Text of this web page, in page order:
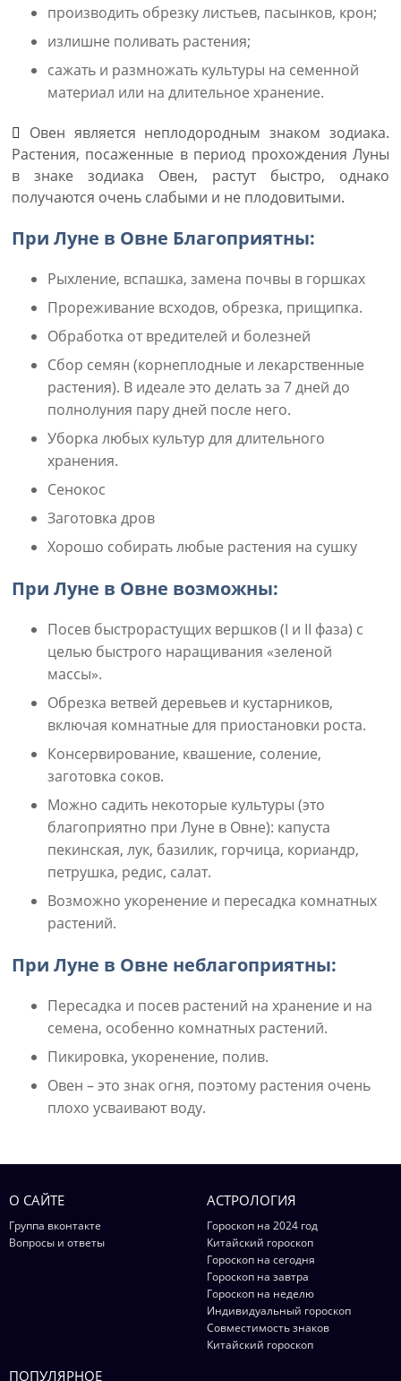
производить обрезку листьев, пасынков, крон;
излишне поливать растения;
сажать и размножать культуры на семенной
материал или на длительное хранение.
Овен является неплодородным знаком зодиака.
Растения, посаженные в период прохождения Луны
в знаке зодиака Овен, растут быстро, однако
получаются очень слабыми и не плодовитыми.
При Луне в Овне Благоприятны:
Рыхление, вспашка, замена почвы в горшках
Прореживание всходов, обрезка, прищипка.
Обработка от вредителей и болезней
Сбор семян (корнеплодные и лекарственные
растения). В идеале это делать за 7 дней до
полнолуния пару дней после него.
Уборка любых культур для длительного
хранения.
Сенокос
Заготовка дров
Хорошо собирать любые растения на сушку
При Луне в Овне возможны:
Посев быстрорастущих вершков (I и II фаза) с
целью быстрого наращивания «зеленой
массы».
Обрезка ветвей деревьев и кустарников,
включая комнатные для приостановки роста.
Консервирование, квашение, соление,
заготовка соков.
Можно садить некоторые культуры (это
благоприятно при Луне в Овне): капуста
пекинская, лук, базилик, горчица, кориандр,
петрушка, редис, салат.
Возможно укоренение и пересадка комнатных
растений.
При Луне в Овне неблагоприятны:
Пересадка и посев растений на хранение и на
семена, особенно комнатных растений.
Пикировка, укоренение, полив.
Овен – это знак огня, поэтому растения очень
плохо усваивают воду.
О САЙТЕ
Группа вконтакте
Вопросы и ответы
АСТРОЛОГИЯ
Гороскоп на 2024 год
Китайский гороскоп
Гороскоп на сегодня
Гороскоп на завтра
Гороскоп на неделю
Индивидуальный гороскоп
Совместимость знаков
Китайский гороскоп
ПОПУЛЯРНОЕ